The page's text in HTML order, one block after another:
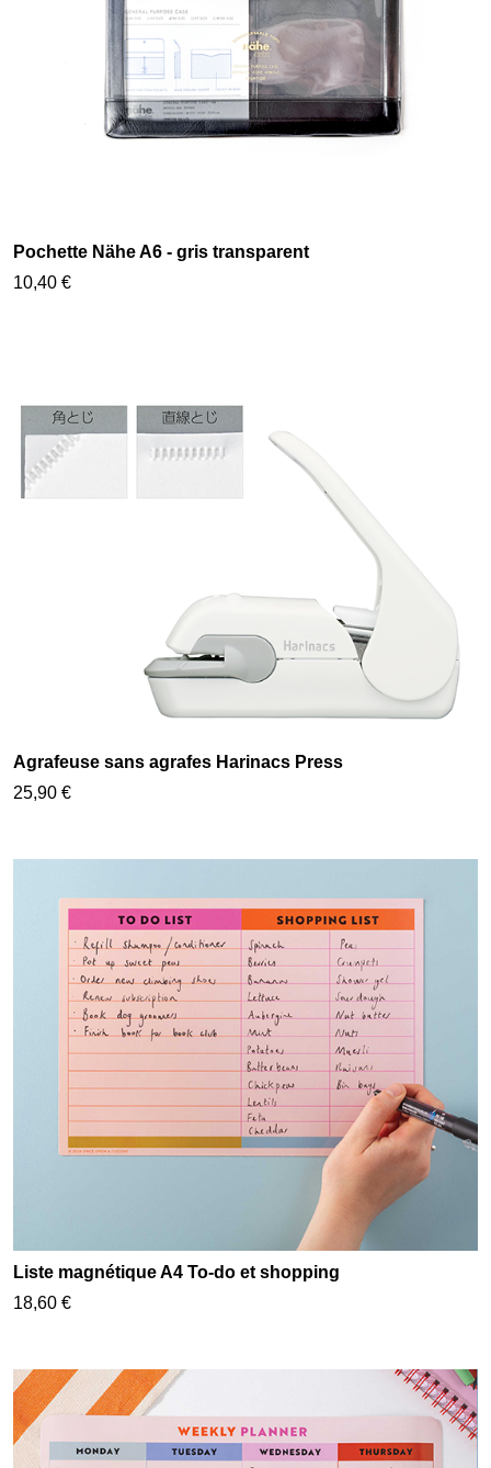
Pochette Nähe A6 - gris transparent
10,40 €
Agrafeuse sans agrafes Harinacs Press
25,90 €
Liste magnétique A4 To-do et shopping
18,60 €